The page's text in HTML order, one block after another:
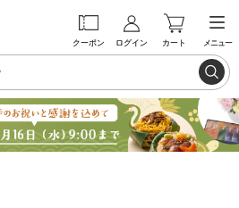
クーポン ログイン カート メニュー